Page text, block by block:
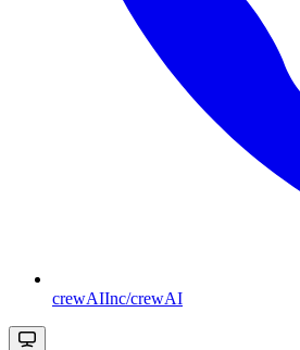
crewAIInc/crewAI